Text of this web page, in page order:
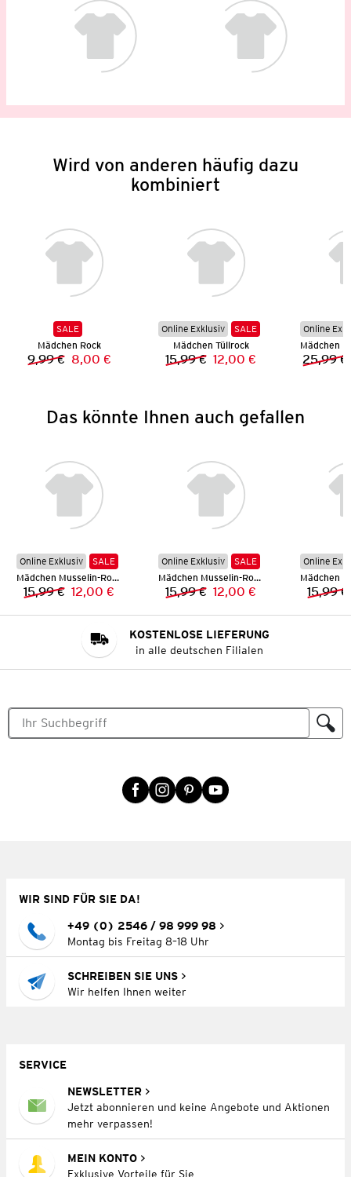
Wird von anderen häufig dazu
kombiniert
SALE
Mädchen Rock
Vorheriger Preis:
9,99 € Neuer Preis:
8,00 €
Online Exklusiv
SALE
Mädchen Tüllrock
Vorheriger Preis:
15,99 € Neuer Preis:
12,00 €
Online
25,99 €
Das könnte Ihnen auch gefallen
Online Exklusiv
SALE
Mädchen Musselin-Rock
Vorheriger Preis:
15,99 € Neuer Preis:
12,00 €
Online Exklusiv
SALE
Mädchen Musselin-Rock
Vorheriger Preis:
15,99 € Neuer Preis:
12,00 €
Online
15,99 €
KOSTENLOSE LIEFERUNG
in alle deutschen Filialen
WIR SIND FÜR SIE DA!
+49 (0) 2546 / 98 999 98
Montag bis Freitag 8–18 Uhr
SCHREIBEN SIE UNS
Wir helfen Ihnen weiter
SERVICE
NEWSLETTER
Jetzt abonnieren und keine Angebote und Aktionen
mehr verpassen!
MEIN KONTO
Exklusive Vorteile für Sie